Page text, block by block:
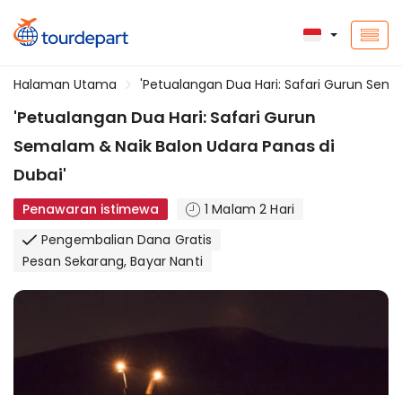
Halaman Utama 'Petualangan Dua Hari: Safari Gurun
'Petualangan Dua Hari: Safari Gurun
Semalam & Naik Balon Udara Panas di
Dubai'
Penawaran istimewa
1 Malam 2 Hari
Pengembalian Dana Gratis
Pesan Sekarang, Bayar Nanti